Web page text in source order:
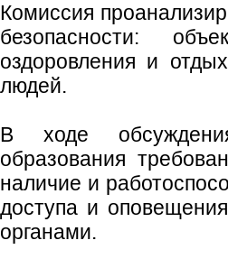
Комиссия
безопасности:
оздоровления и
людей.
В ходе
образования
наличие и
доступа и
органами.